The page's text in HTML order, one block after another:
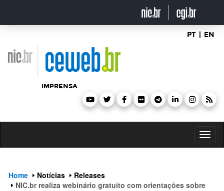
o
PT | EN
IMPRENSA
Home Notícias
Releases
NIC.br realiza webinário gratuito com orientações sobre